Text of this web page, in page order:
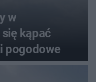
w
kąpać
pogodowe